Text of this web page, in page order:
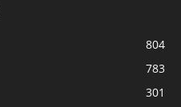
804
783
301